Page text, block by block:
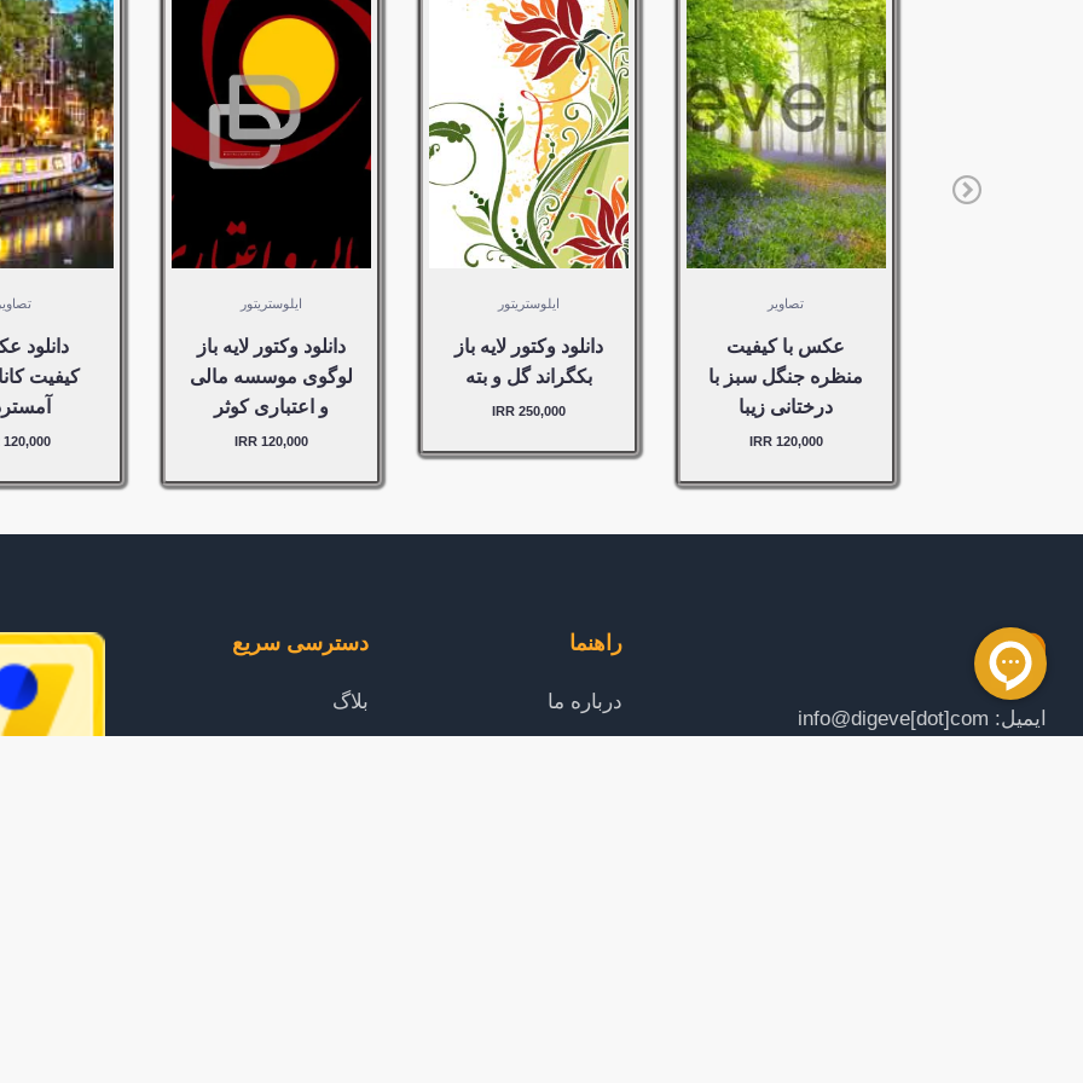
120,000
IRR –
خرید
مورد به
سبد خرید
VIEW
DETAILS
تصاویر
عکس با کیفیت
منظره جنگل سبز با
درختانی زیبا
120,000 IRR
250,000
IRR –
خرید
مورد به
سبد خرید
VIEW
DETAILS
ایلوستریتور
دانلود وکتور لایه باز
بکگراند گل و بته
250,000 IRR
120,000
خرید
سبد خرید
ایلوستریتور
دانلود وکتور لایه‌ باز
لوگوی موسسه مالی
و اعتباری کوثر
120,000 IRR
120,000
IRR –
خرید
مورد به
سبد
تصاویر
دانلود
کیفیت
120,000 IRR
ایمیل: info@digeve[dot]com
راهنما
درباره ما
دسترسی سریع
بلاگ